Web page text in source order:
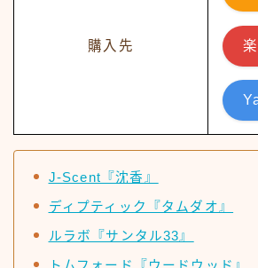
購入先
J-Scent『沈香』
ディプティック『タムダオ』
ルラボ『サンタル33』
トムフォード『ウードウッド』